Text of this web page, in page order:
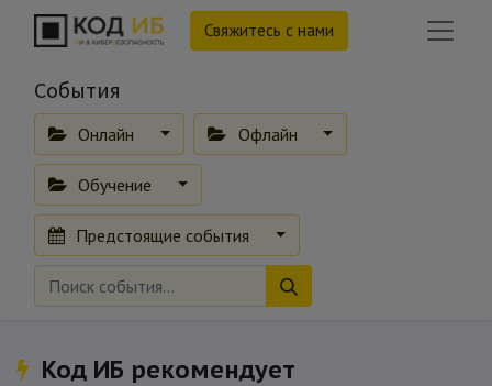
Свяжитесь с нами
События
Онлайн Офлайн
Обучение
Предстоящие события
Код ИБ рекомендует